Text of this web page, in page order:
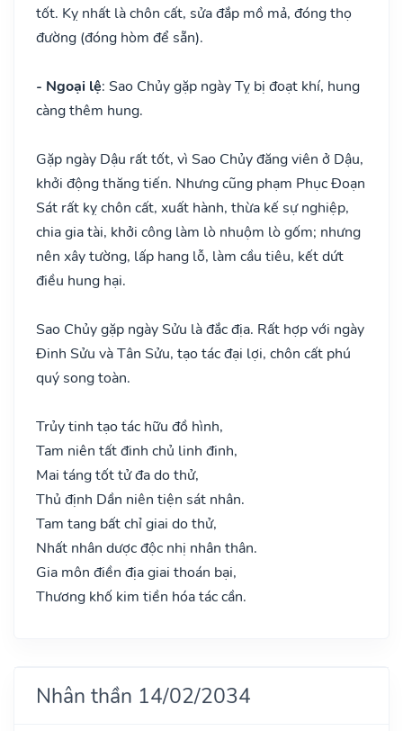
tốt. Kỵ nhất là chôn cất, sửa đắp mồ mả, đóng thọ
đường (đóng hòm để sẵn).
- Ngoại lệ: Sao Chủy gặp ngày Tỵ bị đoạt khí, hung
càng thêm hung.
Gặp ngày Dậu rất tốt, vì Sao Chủy đăng viên ở Dậu,
khởi động thăng tiến. Nhưng cũng phạm Phục Đoạn
Sát rất kỵ chôn cất, xuất hành, thừa kế sự nghiệp,
chia gia tài, khởi công làm lò nhuộm lò gốm; nhưng
nên xây tường, lấp hang lỗ, làm cầu tiêu, kết dứt
điều hung hại.
Sao Chủy gặp ngày Sửu là đắc địa. Rất hợp với ngày
Đinh Sửu và Tân Sửu, tạo tác đại lợi, chôn cất phú
quý song toàn.
Trủy tinh tạo tác hữu đồ hình,
Tam niên tất đinh chủ linh đinh,
Mai táng tốt tử đa do thử,
Thủ định Dần niên tiện sát nhân.
Tam tang bất chỉ giai do thử,
Nhất nhân dược độc nhị nhân thân.
Gia môn điền địa giai thoán bại,
Thương khố kim tiền hóa tác cần.
Nhân thần 14/02/2034